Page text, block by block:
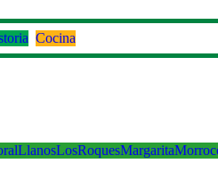
Cocina
LlanosLosRoquesMargarita